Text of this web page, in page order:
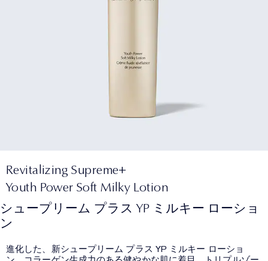
Revitalizing Supreme+
Youth Power Soft Milky Lotion
シュープリーム プラス YP ミルキー ローショ
ン
進化した、新シュープリーム プラス YP ミルキー ローショ